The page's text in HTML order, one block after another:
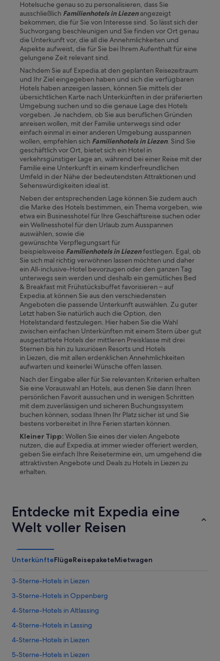
Hotelsuche genau so zu personalisieren, dass Sie
ausschließlich Familienhotels in Liezenangezeigt
bekommen, die für Sie von Interesse sind. So lässt sich der
Suchvorgang beschleunigen und Sie finden vor Ort genau
die Unterkunft vor, die all die Annehmlichkeiten und
Aspekte aufweist, die für Sie bei Ihrem Aufenthalt für eine
gelungene Zeit relevant sind.
Nachdem Sie auf Expedia.at den geplanten Reisezeitraum
und Ihr Ziel eingegeben haben und sich die verfügbaren
Hotels haben anzeigen lassen, können Sie mittels der
übersichtlichen Karte nach Unterkünften in der präferierten
Umgebung suchen und so die genaue Lage des Hotels
vorgeben. Je nachdem, ob Sie aus beruflichen Gründen
anreisen wollen, mit der Familie unterwegs sind oder
einfach einmal in einer anderen Umgebung ausspannen
wollen, empfehlen sich Familienhotels in Liezen. Sind Sie
geschäftlich vor Ort, bietet sich ein Hotel in
verkehrsgünstiger Lage an, während bei einer Reise mit der
Familie eine Unterkunft in einem kinderfreundlichen
Umfeld in der Nähe der bedeutendsten Attraktionen und
Sehenswürdigkeiten ideal ist.
Neben der entsprechenden Lage können Sie zudem auch
die Marke des Hotels bestimmen, ein Thema vorgeben, wie
etwa ein Businesshotel für Ihre Geschäftsreise suchen oder
ein Wellnesshotel für den Urlaub zum Ausspannen
auswählen, sowie die
gewünschte Verpflegungsart für
beispielsweise Familienhotels in Liezenfestlegen. Egal, ob
Sie sich mal richtig verwöhnen lassen möchten und daher
ein All-inclusive-Hotel bevorzugen oder den ganzen Tag
unterwegs sein werden und deshalb ein gemütliches Bed
& Breakfast mit Frühstücksbuffet favorisieren – auf
Expedia.at können Sie aus den verschiedensten
Angeboten die passende Unterkunft auswählen. Zu guter
Letzt haben Sie natürlich auch die Option, den
Hotelstandard festzulegen. Hier haben Sie die Wahl
zwischen einfachen Unterkünften mit einem Stern über gut
ausgestattete Hotels der mittleren Preisklasse mit drei
Sternen bis hin zu luxuriösen Resorts und Hotels
in Liezen, die mit allen erdenklichen Annehmlichkeiten
aufwarten und keinerlei Wünsche offen lassen.
Nach der Eingabe aller für Sie relevanten Kriterien erhalten
Sie eine Vorauswahl an Hotels, aus denen Sie dann Ihren
persönlichen Favorit aussuchen und in wenigen Schritten
mit dem zuverlässigen und sicheren Buchungssystem
buchen können, sodass Ihnen Ihr Platz sicher ist und Sie
bestens vorbereitet in Ihre Ferien starten können.
Kleiner Tipp: Wollen Sie eines der vielen Angebote
nutzen, die auf Expedia.at immer wieder offeriert werden,
geben Sie einfach Ihre Reisetermine ein, um umgehend die
attraktivsten Angebote und Deals zu Hotels in Liezen zu
erhalten.
Entdecke mit Expedia eine
Welt voller Reisen
UnterkünfteFlügeReisepaketeMietwagen
3-Sterne-Hotels in Liezen
3-Sterne-Hotels in Oppenberg
4-Sterne-Hotels in Altlassing
4-Sterne-Hotels in Lassing
4-Sterne-Hotels in Liezen
5-Sterne-Hotels in Liezen